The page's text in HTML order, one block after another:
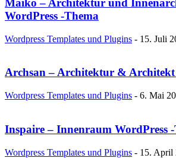
Maiko – Architektur und
WordPress -Thema
Wordpress Templates und Plugins - 15. Juli
Archsan – Architektur & Architekt
Wordpress Templates und Plugins - 6. Mai
Inspaire – Innenraum WordPress
Wordpress Templates und Plugins - 15. April